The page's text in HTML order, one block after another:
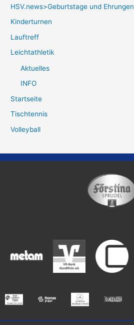
HSV.news>Geburtstage und Ehrungen
Kinderturnen
Lauftreff
Leichtathletik
Aktuelles
INFO
Startseite
Tischtennis
Volleyball